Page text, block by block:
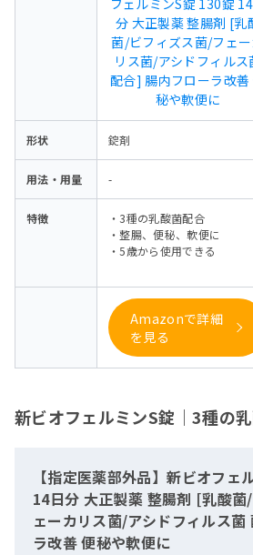
フェルミンS錠 130錠
分 大正製薬 整腸剤 [乳
菌/ビフィズス菌/フェー
リス菌/アシドフィルス
配合] 腸内フローラ改善
秘や軟便に
形状 錠剤
用法・用量 -
特徴
・3種の乳酸菌配合
・整腸、便秘、軟便に
・5歳から使用できる
Amazonで詳細
を見る
新ビオフェルミンS錠｜3種の
【指定医薬部外品】新ビオフェ
14日分 大正製薬 整腸剤 [乳酸
ェーカリス菌/アシドフィルス菌
ラ改善 便秘や軟便に